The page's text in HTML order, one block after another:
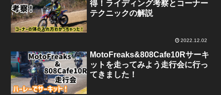
得！ライディング考察とコーナー
テクニックの解説
2022.12.02
MotoFreaks&808Cafe10Rサーキ
ットを走ってみよう走行会に行っ
てきました！